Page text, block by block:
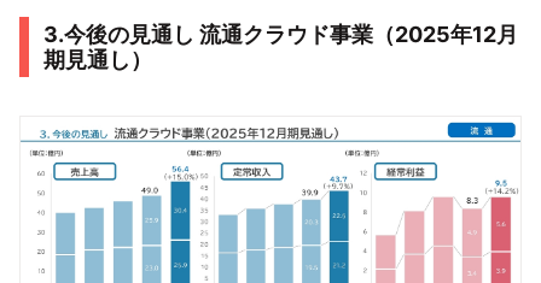
3.今後の見通し 流通クラウド事業（2025年12月
期見通し）